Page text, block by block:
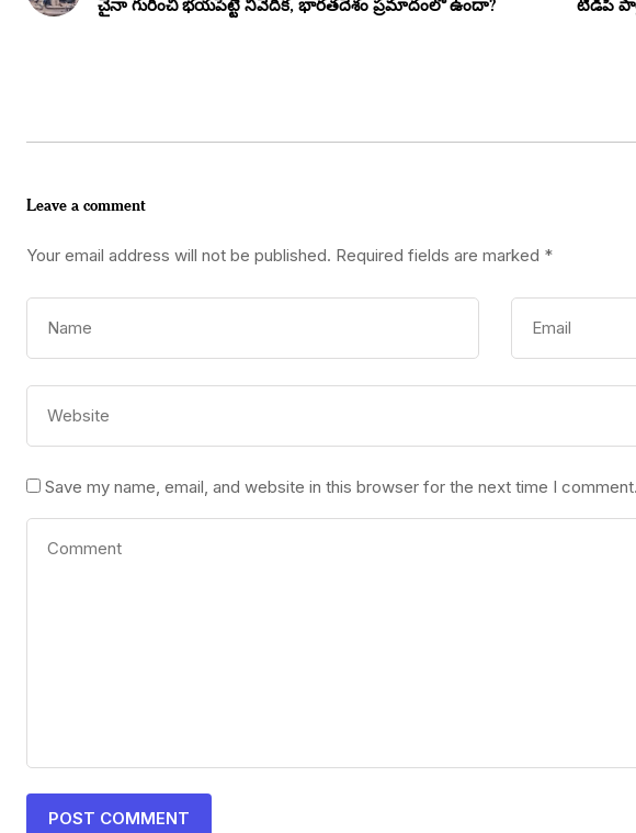
చైనా గురించి భయపెట్టే నివేదిక, భారతదేశం ప్రమాదంలో ఉందా? టీడీపీ
Leave a comment
Your email address will not be published. Required fields are marked *
Save my name, email, and website in this browser for the next time I comment.